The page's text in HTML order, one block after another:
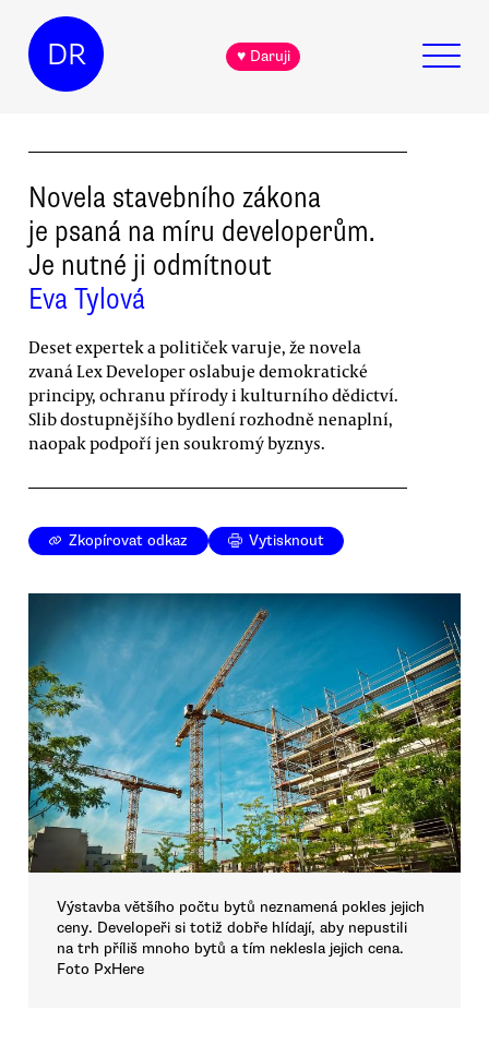
DR ♥ Daruji
Novela stavebního zákona
je psaná na míru developerům.
Je nutné ji odmítnout
Eva Tylová
Deset expertek a političek varuje, že novela
zvaná Lex Developer oslabuje demokratické
principy, ochranu přírody i kulturního dědictví.
Slib dostupnějšího bydlení rozhodně nenaplní,
naopak podpoří jen soukromý byznys.
Zkopírovat odkaz Vytisknout
Výstavba většího počtu bytů neznamená pokles jejich
ceny. Developeři si totiž dobře hlídají, aby nepustili
na trh příliš mnoho bytů a tím neklesla jejich cena.
Foto PxHere